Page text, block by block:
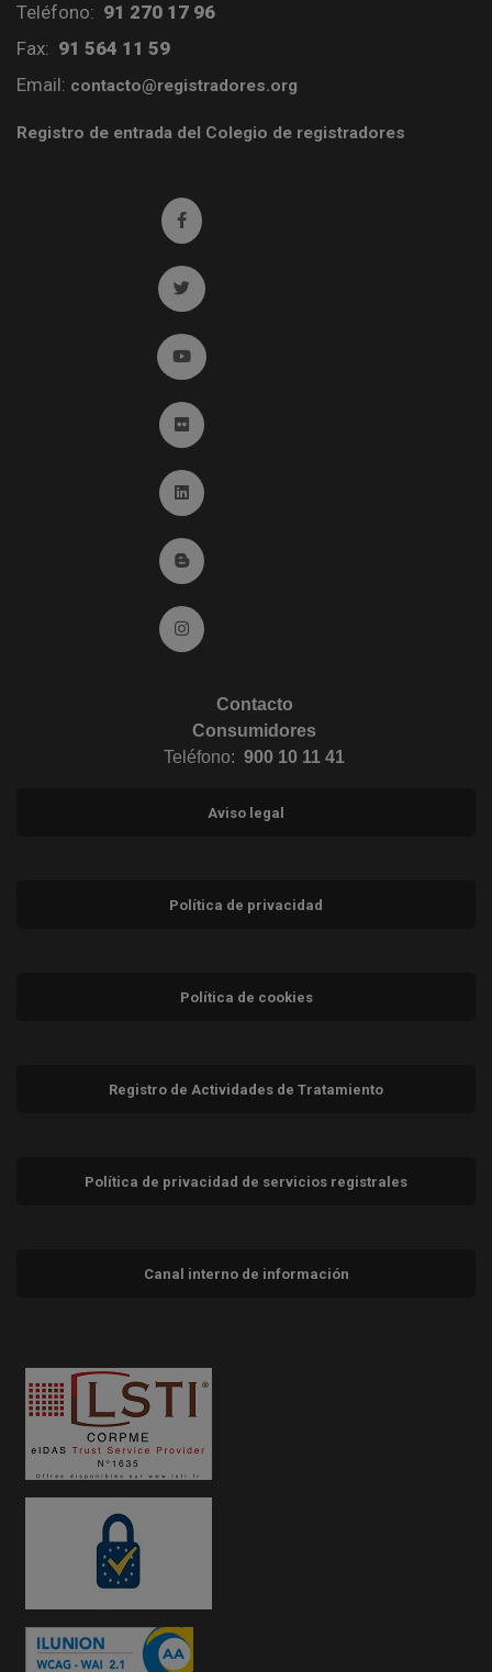
Teléfono: 91 270 17 96
Fax: 91 564 11 59
Email: contacto@registradores.org
Registro de entrada del Colegio de registradores
Ir a facebook (abre en ventana nueva)
Ir a twitter (abre en ventana nueva)
Ir a YouTube (abre en ventana nueva)
Ir a Flickr (abre en ventana nueva)
Ir a Linkedin (abre en ventana nueva)
Ir al Blog (abre en ventana nueva)
Ir a Instagram (abre en ventana nueva)
Contacto
Consumidores
Teléfono: 900 10 11 41
Aviso legal
Política de privacidad
Política de cookies
Registro de Actividades de Tratamiento
Política de privacidad de servicios registrales
Canal interno de información